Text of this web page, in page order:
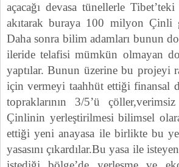
açacağı devasa tünellerle
akıtarak buraya 100 milyon Çinli
Daha sonra bilim adamları bunun
ileride telafisi mümkün olmayan
yaptılar. Bunun üzerine bu projeyi
için vermeyi taahhüt ettiği finansal
topraklarının 3/5’ü
Çinlinin yerleştirilmesi bilimsel
ettiği yeni anayasa ile birlikte bu
yasasını çıkardılar.Bu yasa ile